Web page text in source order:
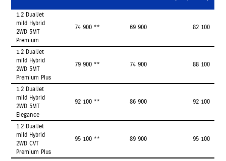
1.2 DualJet
mild Hybrid
2WD 5MT
Premium
74 900 ** 69 900 82 100
1.2 DualJet
mild Hybrid
2WD 5MT
Premium Plus
79 900 ** 74 900 88 100
1.2 DualJet
mild Hybrid
2WD 5MT
Elegance
92 100 ** 86 900 92 100
1.2 DualJet
mild Hybrid
2WD CVT
Premium Plus
95 100 ** 89 900 95 100